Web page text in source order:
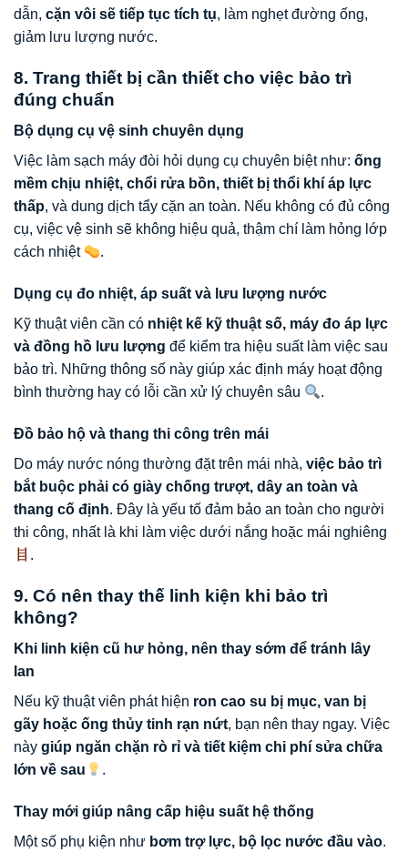
dẫn, cặn vôi sẽ tiếp tục tích tụ, làm nghẹt đường ống,
giảm lưu lượng nước.
8. Trang thiết bị cần thiết cho việc bảo trì
đúng chuẩn
Bộ dụng cụ vệ sinh chuyên dụng
Việc làm sạch máy đòi hỏi dụng cụ chuyên biệt như: ống
mềm chịu nhiệt, chổi rửa bồn, thiết bị thổi khí áp lực
thấp, và dung dịch tẩy cặn an toàn. Nếu không có đủ công
cụ, việc vệ sinh sẽ không hiệu quả, thậm chí làm hỏng lớp
cách nhiệt
.
Dụng cụ đo nhiệt, áp suất và lưu lượng nước
Kỹ thuật viên cần có nhiệt kế kỹ thuật số, máy đo áp lực
và đồng hồ lưu lượng để kiểm tra hiệu suất làm việc sau
bảo trì. Những thông số này giúp xác định máy hoạt động
bình thường hay có lỗi cần xử lý chuyên sâu
.
Đồ bảo hộ và thang thi công trên mái
Do máy nước nóng thường đặt trên mái nhà, việc bảo trì
bắt buộc phải có giày chống trượt, dây an toàn và
thang cố định. Đây là yếu tố đảm bảo an toàn cho người
thi công, nhất là khi làm việc dưới nắng hoặc mái nghiêng
.
9. Có nên thay thế linh kiện khi bảo trì
không?
Khi linh kiện cũ hư hỏng, nên thay sớm để tránh lây
lan
Nếu kỹ thuật viên phát hiện ron cao su bị mục, van bị
gãy hoặc ống thủy tinh rạn nứt, bạn nên thay ngay. Việc
này giúp ngăn chặn rò rỉ và tiết kiệm chi phí sửa chữa
lớn về sau
.
Thay mới giúp nâng cấp hiệu suất hệ thống
Một số phụ kiện như bơm trợ lực, bộ lọc nước đầu vào.